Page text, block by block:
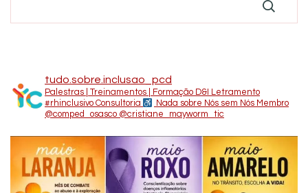
tudo.sobre.inclusao_pcd
Palestras | Treinamentos | Formação D&I Letramento
#rhinclusivo Consultoria Nada sobre Nós sem Nós Membro
@comped_osasco @cristiane_mayworm_tic